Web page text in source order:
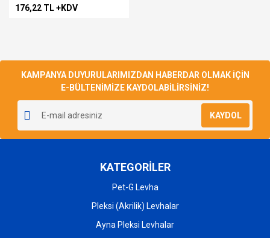
176,22 TL +KDV
KAMPANYA DUYURULARIMIZDAN HABERDAR OLMAK İÇİN
E-BÜLTENİMİZE KAYDOLABİLİRSİNİZ!
KAYDOL
KATEGORİLER
Pet-G Levha
Pleksi (Akrilik) Levhalar
Ayna Pleksi Levhalar